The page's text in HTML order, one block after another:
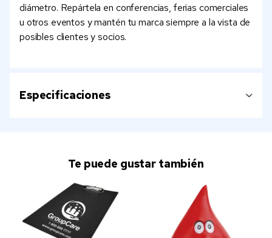
diámetro. Repártela en conferencias, ferias comerciales
u otros eventos y mantén tu marca siempre a la vista de
posibles clientes y socios.
Especificaciones
Te puede gustar también